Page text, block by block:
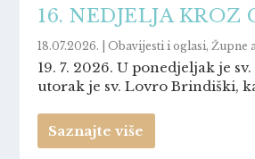
16. NEDJELJA KROZ
18.07.2026. |Obavijesti i oglasi,Župne
19. 7. 2026. U ponedjeljak je
utorak je sv. Lovro Brindiški,
Saznajte više